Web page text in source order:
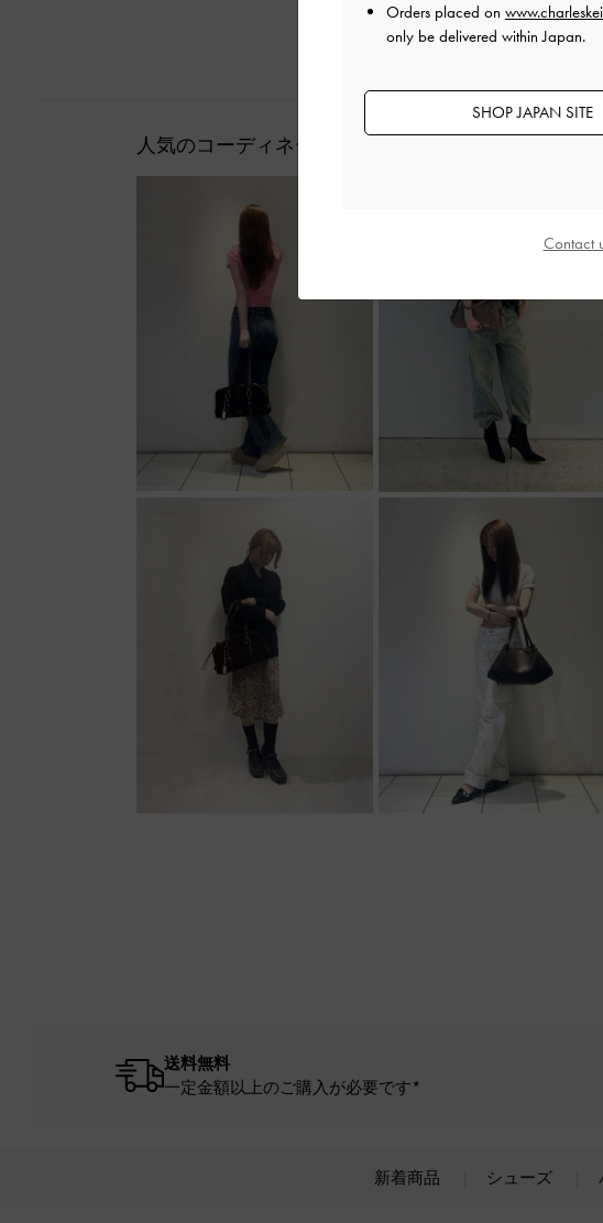
人気のコーディネート
送料無料
一定金額以上のご購入が必要です*
新着商品 シューズ
Orders placed on
only be delivered within Japan.
SHOP JAPAN SITE
Contact